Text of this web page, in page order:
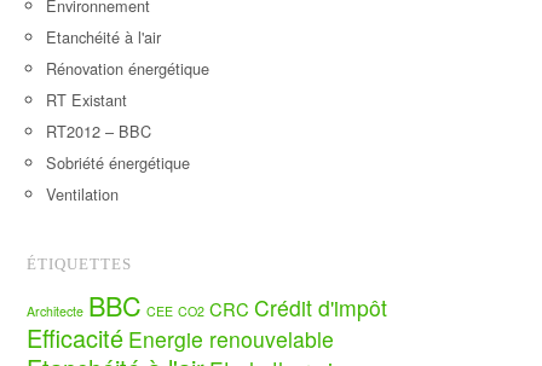
Environnement
Etanchéité à l'air
Rénovation énergétique
RT Existant
RT2012 – BBC
Sobriété énergétique
Ventilation
ÉTIQUETTES
Architecte BBC CEE CO2 CRC Crédit d'impôt
Efficacité Energie renouvelable